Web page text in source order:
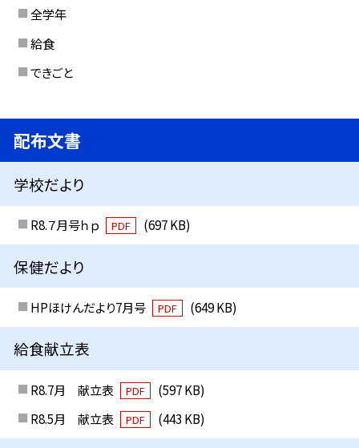
全学年
給食
できごと
配布文書
学校だより
R8.７月号ｈｐ PDF (697 KB)
保健だより
HPほけんだより7月号 PDF (649 KB)
給食献立表
R8.7月 献立表 PDF
(597 KB)
R8.5月 献立表
PDF (443 KB)